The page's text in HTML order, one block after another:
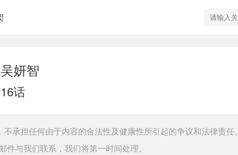
妍智
话
承担任何由于内容的合法性及健康性所引起的争议和法律责任。
与我们联系，我们将第一时间处理。